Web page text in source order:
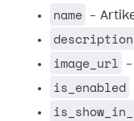
name –
description
image_url
is_enabled